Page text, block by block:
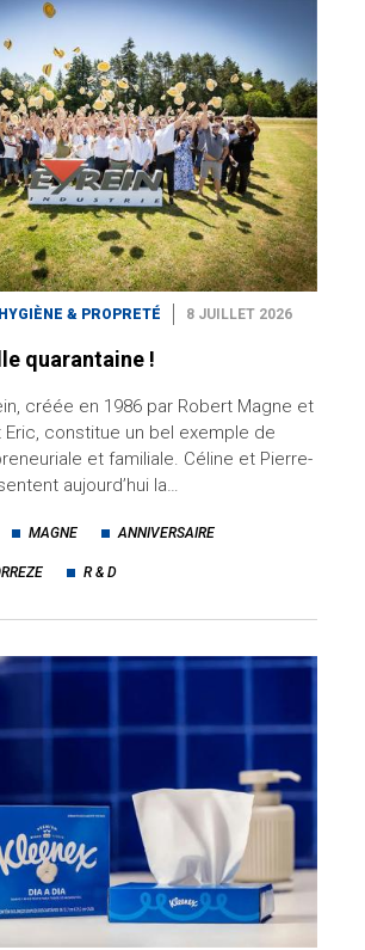
& PROPRETÉ 8 JUILLET 2026
quarantaine !
créée en 1986 par Robert Magne et
constitue un bel exemple de
et familiale. Céline et Pierre-
aujourd’hui la…
MAGNE ANNIVERSAIRE
R & D